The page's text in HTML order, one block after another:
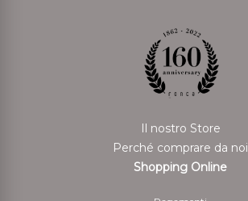
Il nostro Store
Perché comprare da noi
Shopping Online